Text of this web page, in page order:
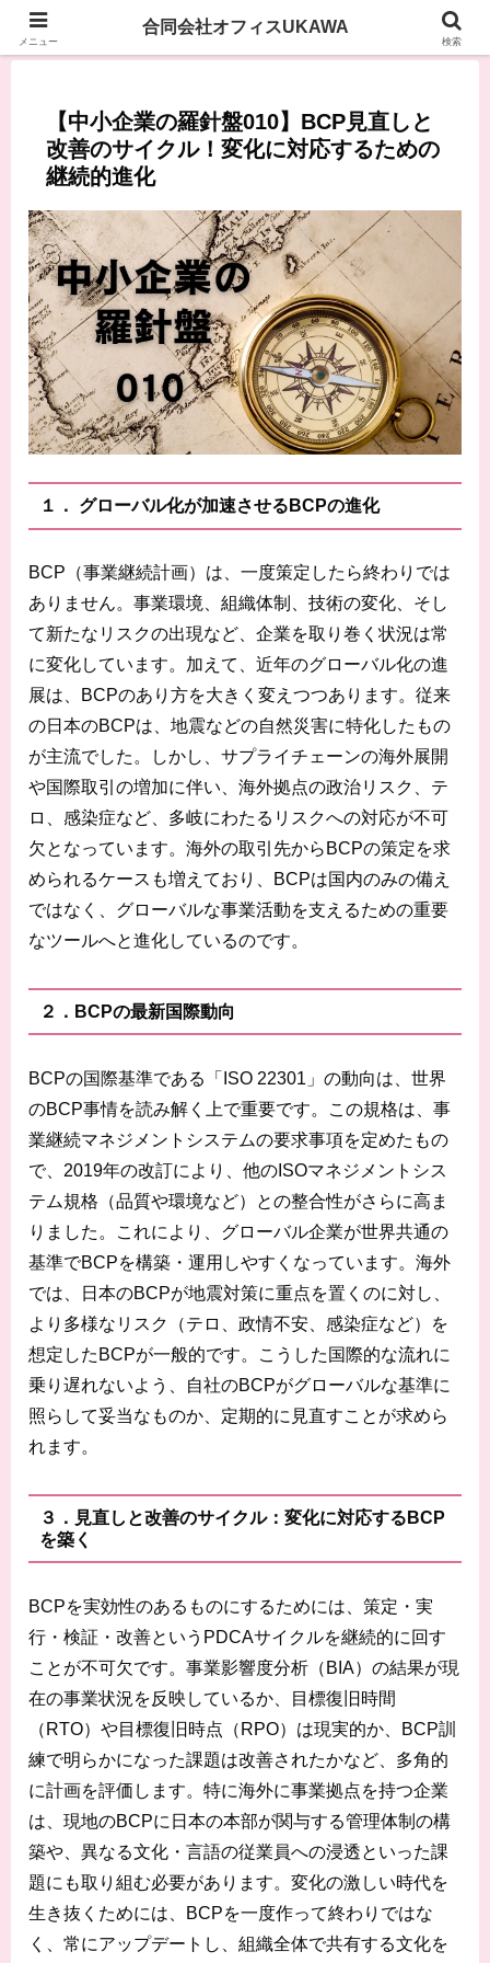
【中小企業の羅針盤010】BCP見直しと
改善のサイクル！変化に対応するための
継続的進化
１． グローバル化が加速させるBCPの進化
BCP（事業継続計画）は、一度策定したら終わりでは
ありません。事業環境、組織体制、技術の変化、そし
て新たなリスクの出現など、企業を取り巻く状況は常
に変化しています。加えて、近年のグローバル化の進
展は、BCPのあり方を大きく変えつつあります。従来
の日本のBCPは、地震などの自然災害に特化したもの
が主流でした。しかし、サプライチェーンの海外展開
や国際取引の増加に伴い、海外拠点の政治リスク、テ
ロ、感染症など、多岐にわたるリスクへの対応が不可
欠となっています。海外の取引先からBCPの策定を求
められるケースも増えており、BCPは国内のみの備え
ではなく、グローバルな事業活動を支えるための重要
なツールへと進化しているのです。
２．BCPの最新国際動向
BCPの国際基準である「ISO 22301」の動向は、世界
のBCP事情を読み解く上で重要です。この規格は、事
業継続マネジメントシステムの要求事項を定めたもの
で、2019年の改訂により、他のISOマネジメントシス
テム規格（品質や環境など）との整合性がさらに高ま
りました。これにより、グローバル企業が世界共通の
基準でBCPを構築・運用しやすくなっています。海外
では、日本のBCPが地震対策に重点を置くのに対し、
より多様なリスク（テロ、政情不安、感染症など）を
想定したBCPが一般的です。こうした国際的な流れに
乗り遅れないよう、自社のBCPがグローバルな基準に
照らして妥当なものか、定期的に見直すことが求めら
れます。
３．見直しと改善のサイクル：変化に対応するBCP
を築く
BCPを実効性のあるものにするためには、策定・実
行・検証・改善というPDCAサイクルを継続的に回す
ことが不可欠です。事業影響度分析（BIA）の結果が現
在の事業状況を反映しているか、目標復旧時間
（RTO）や目標復旧時点（RPO）は現実的か、BCP訓
練で明らかになった課題は改善されたかなど、多角的
に計画を評価します。特に海外に事業拠点を持つ企業
は、現地のBCPに日本の本部が関与する管理体制の構
築や、異なる文化・言語の従業員への浸透といった課
題にも取り組む必要があります。変化の激しい時代を
生き抜くためには、BCPを一度作って終わりではな
く、常にアップデートし、組織全体で共有する文化を
メニュー
合同会社オフィスUKAWA
検索